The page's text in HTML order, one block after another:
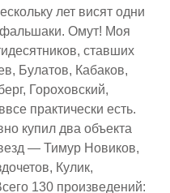
лет висят одни
Омут! Моя
ставших
Булатов, Кабаков,
Гороховский,
практически есть.
купил два объекта
— Тимур Новиков,
Кулик,
130 произведений: